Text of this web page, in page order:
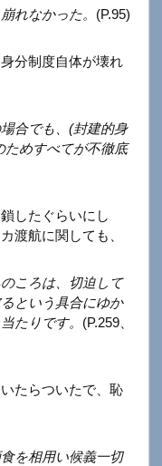
れなかった。 (P.95)
分制度自体が壊れ
合でも、(封建的身
ためすべてが不徹底
したぐらいにし
渡航に関しても、
ころは、切迫して
という具合にゆか
たりです。 (P.259、
たらついたで、恥
を相用い候義一切